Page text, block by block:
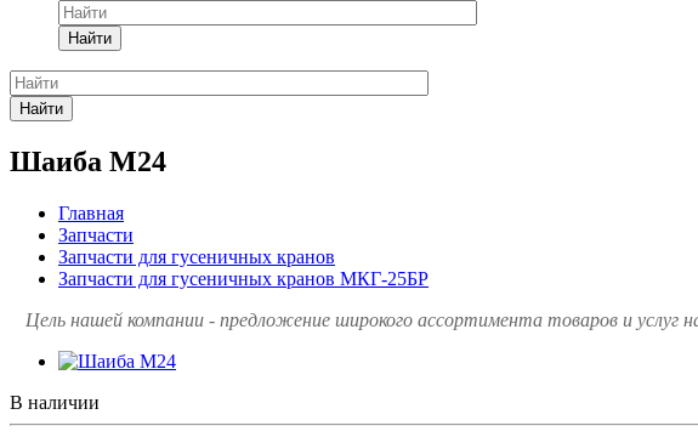
Найти
Найти
Шаиба М24
Главная
Запчасти
Запчасти для гусеничных кранов
Запчасти для гусеничных кранов МКГ-25БР
Цель нашей компании - предложение широкого ассортимента товаров и услуг
В наличии